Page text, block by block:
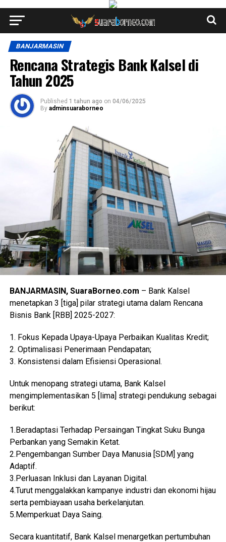
BANJARMASIN
Rencana Strategis Bank Kalsel di
Tahun 2025
Published 1 tahun ago on 04/06/2025
By adminsuaraborneo
BANJARMASIN, SuaraBorneo.com – Bank Kalsel
menetapkan 3 [tiga] pilar strategi utama dalam Rencana
Bisnis Bank [RBB] 2025-2027:
1. Fokus Kepada Upaya-Upaya Perbaikan Kualitas Kredit;
2. Optimalisasi Penerimaan Pendapatan;
3. Konsistensi dalam Efisiensi Operasional.
Untuk menopang strategi utama, Bank Kalsel
mengimplementasikan 5 [lima] strategi pendukung sebagai
berikut:
1.Beradaptasi Terhadap Persaingan Tingkat Suku Bunga
Perbankan yang Semakin Ketat.
2.Pengembangan Sumber Daya Manusia [SDM] yang
Adaptif.
3.Perluasan Inklusi dan Layanan Digital.
4.Turut menggalakkan kampanye industri dan ekonomi hijau
serta pembiayaan usaha berkelanjutan.
5.Memperkuat Daya Saing.
Secara kuantitatif, Bank Kalsel menargetkan pertumbuhan